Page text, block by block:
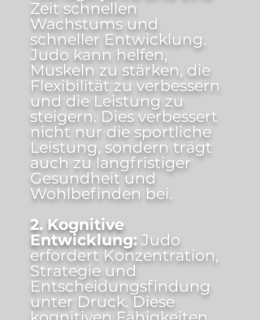
Zeit schnellen
Wachstums und
schneller Entwicklung.
Judo kann helfen,
Muskeln zu stärken, die
Flexibilität zu verbessern
und die Leistung zu
steigern. Dies verbessert
nicht nur die sportliche
Leistung, sondern trägt
auch zu langfristiger
Gesundheit und
Wohlbefinden bei.
2. Kognitive
Entwicklung: Judo
erfordert Konzentration,
Strategie und
Entscheidungsfindung
unter Druck. Diese